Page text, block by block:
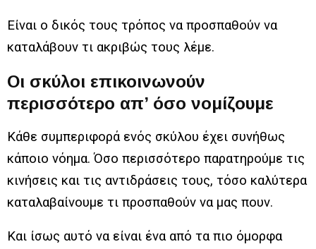
Είναι ο δικός τους τρόπος να προσπαθούν να
καταλάβουν τι ακριβώς τους λέμε.
Οι σκύλοι επικοινωνούν
περισσότερο απ’ όσο νομίζουμε
Κάθε συμπεριφορά ενός σκύλου έχει συνήθως
κάποιο νόημα. Όσο περισσότερο παρατηρούμε τις
κινήσεις και τις αντιδράσεις τους, τόσο καλύτερα
καταλαβαίνουμε τι προσπαθούν να μας πουν.
Και ίσως αυτό να είναι ένα από τα πιο όμορφα